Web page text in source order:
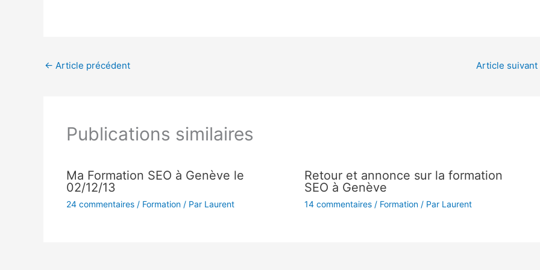
← Article précédent Article suivant
Publications similaires
Ma Formation SEO à Genève le
02/12/13
24 commentaires / Formation/ Par Laurent
Retour et annonce sur la formation
SEO à Genève
14 commentaires / Formation/ Par Laurent